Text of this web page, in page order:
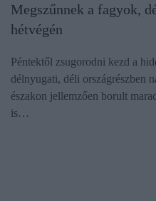
Megszűnnek a fagyok,
hétvégén
Péntektől zsugorodni kezd a
délnyugati, déli országrészben
északon jellemzően borult
is…